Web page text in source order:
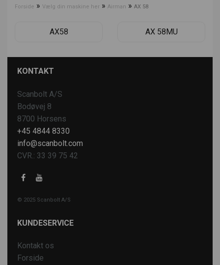
Forside » Vælg din maskine her » Airman » AX 58
AX58 AX 58MU
KONTAKT
Scanbolt A/S
Bodøvej 8
8700 Horsens
+45 4844 8330
info@scanbolt.com
CVR.: 33 39 75 42
© 2025 Scanbolt A/S
KUNDESERVICE
Kontakt os
Forside